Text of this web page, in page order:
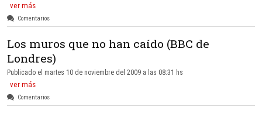
ver más
Comentarios
Los muros que no han caído (BBC de
Londres)
Publicado el martes 10 de noviembre del 2009 a las 08:31 hs
ver más
Comentarios